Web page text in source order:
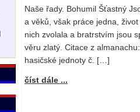
Naše řady. Bohumil Šťastný
a věků, však práce jedna,
nich zvolala a bratrstvím jsou
věru zlatý. Citace z
hasičské jednoty č. […]
číst dále ...